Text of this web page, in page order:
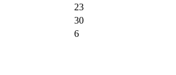
23
30
6